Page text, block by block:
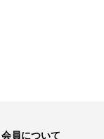
会員について